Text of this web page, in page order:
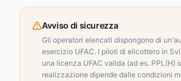
Avviso di sicurezza
Gli operatori elencati dispongono di
esercizio UFAC. I piloti di elicottero in
una licenza UFAC valida (ad es. PPL(H)
realizzazione dipende dalle condizioni